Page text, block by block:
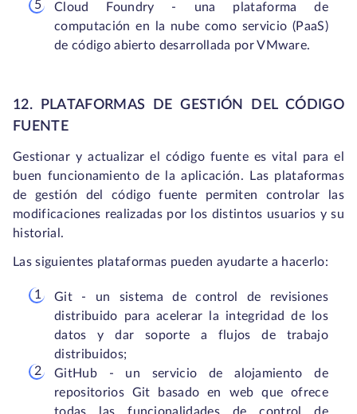
Cloud Foundry - una plataforma de
computación en la nube como servicio (PaaS)
de código abierto desarrollada por VMware.
12. PLATAFORMAS DE GESTIÓN DEL CÓDIGO
FUENTE
Gestionar y actualizar el código fuente es vital para el
buen funcionamiento de la aplicación. Las plataformas
de gestión del código fuente permiten controlar las
modificaciones realizadas por los distintos usuarios y su
historial.
Las siguientes plataformas pueden ayudarte a hacerlo:
Git - un sistema de control de revisiones
distribuido para acelerar la integridad de los
datos y dar soporte a flujos de trabajo
distribuidos;
GitHub - un servicio de alojamiento de
repositorios Git basado en web que ofrece